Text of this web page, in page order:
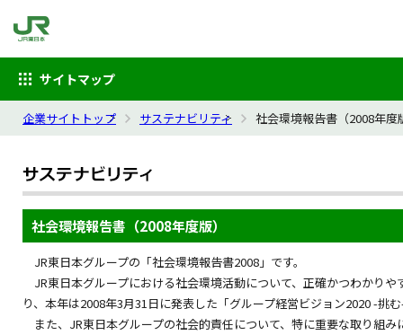
サイトマップ
企業サイトトップ サステナビリティ 社会環境報告書（2008年度
社会環境報告書（2008年度版）
JR東日本グループの「社会環境報告書2008」です。
JR東日本グループにおける社会環境活動について、正確かつわかり
り、本年は2008年3月31日に発表した「グループ経営ビジョン2020 -挑
また、JR東日本グループの社会的責任について、特に重要な取り組